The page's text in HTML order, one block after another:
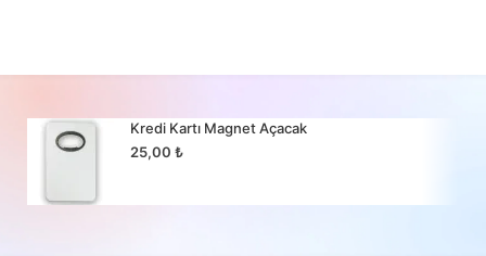
Kredi Kartı Magnet Açacak
25,00₺